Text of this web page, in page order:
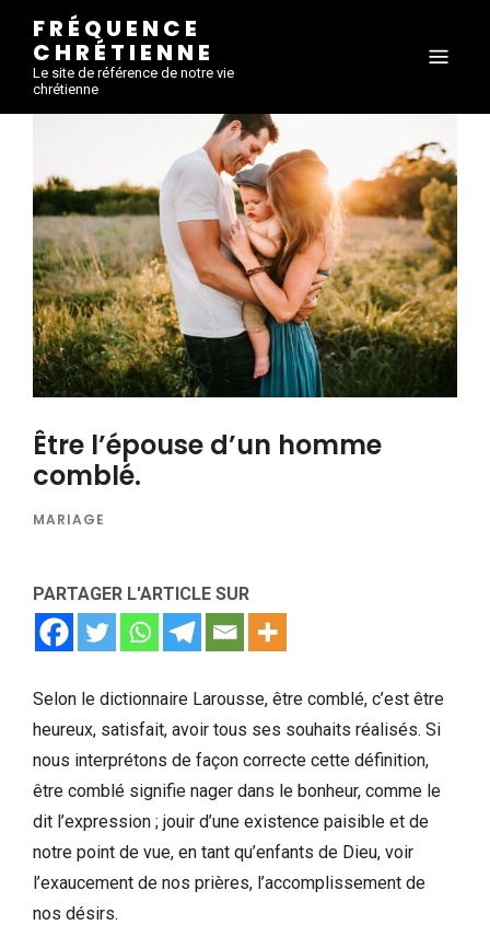
FRÉQUENCE
CHRÉTIENNE
Le site de référence de notre vie
chrétienne
Être l’épouse d’un homme
comblé.
MARIAGE
PARTAGER L'ARTICLE SUR
Selon le dictionnaire Larousse, être comblé, c’est être
heureux, satisfait, avoir tous ses souhaits réalisés. Si
nous interprétons de façon correcte cette définition,
être comblé signifie nager dans le bonheur, comme le
dit l’expression ; jouir d’une existence paisible et de
notre point de vue, en tant qu’enfants de Dieu, voir
l’exaucement de nos prières, l’accomplissement de
nos désirs.